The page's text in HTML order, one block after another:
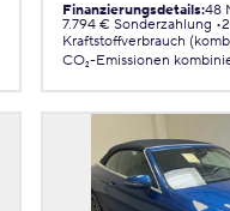
Finanzierungsdetails:48
7.794 € Sonderzahlung
Kraftstoffverbrauch
CO₂-Emissionen